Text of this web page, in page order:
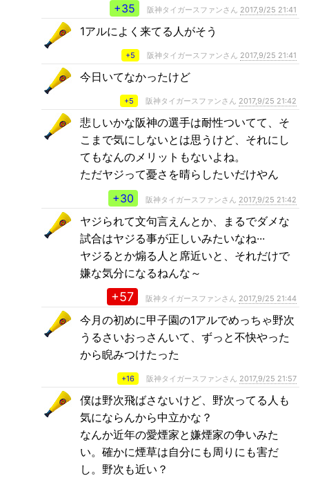
+35
阪神タイガースファンさん 2017,9/25 21:41
1アルによく来てる人がそう
+5 阪神タイガースファンさん 2017,9/25 21:41
今日いてなかったけど
+5 阪神タイガースファンさん 2017,9/25 21:42
悲しいかな阪神の選手は耐性ついてて、そ
こまで気にしないとは思うけど、それにし
てもなんのメリットもないよね。
ただヤジって憂さを晴らしたいだけやん
+30
阪神タイガースファンさん 2017,9/25 21:42
ヤジられて文句言えんとか、まるでダメな
試合はヤジる事が正しいみたいなね···
ヤジるとか煽る人と席近いと、それだけで
嫌な気分になるねんな～
+57 阪神タイガースファンさん 2017,9/25 21:44
今月の初めに甲子園の1アルでめっちゃ野次
うるさいおっさんいて、ずっと不快やった
から睨みつけたった
+16 阪神タイガースファンさん 2017,9/25 21:57
僕は野次飛ばさないけど、野次ってる人も
気にならんから中立かな？
なんか近年の愛煙家と嫌煙家の争いみた
い。確かに煙草は自分にも周りにも害だ
し。野次も近い？